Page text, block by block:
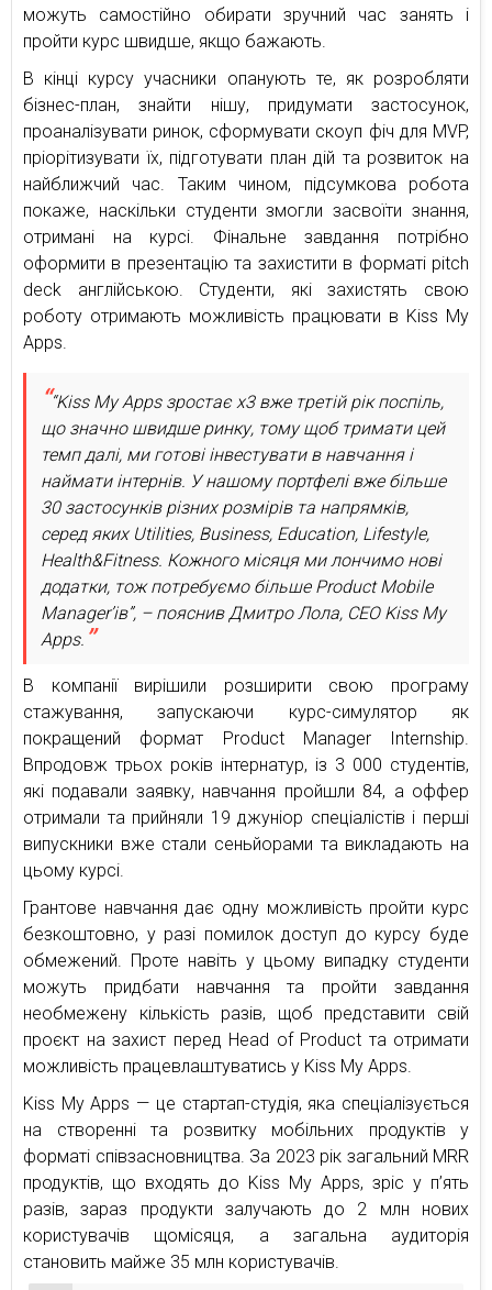
можуть самостійно обирати зручний час занять і
пройти курс швидше, якщо бажають.
В кінці курсу учасники опанують те, як розробляти
бізнес-план, знайти нішу, придумати застосунок,
проаналізувати ринок, сформувати скоуп фіч для MVP,
пріорітизувати їх, підготувати план дій та розвиток на
найближчий час. Таким чином, підсумкова робота
покаже, наскільки студенти змогли засвоїти знання,
отримані на курсі. Фінальне завдання потрібно
оформити в презентацію та захистити в форматі pitch
deck англійською. Студенти, які захистять свою
роботу отримають можливість працювати в Kiss My
Apps.
“Kiss My Apps зростає х3 вже третій рік поспіль,
що значно швидше ринку, тому щоб тримати цей
темп далі, ми готові інвестувати в навчання і
наймати інтернів. У нашому портфелі вже більше
30 застосунків різних розмірів та напрямків,
серед яких Utilities, Business, Education, Lifestyle,
Health&Fitness. Кожного місяця ми лончимо нові
додатки, тож потребуємо більше Product Mobile
Manager’ів”, – пояснив Дмитро Лола, СEO Kiss My
Apps.
В компанії вирішили розширити свою програму
стажування, запускаючи курс-симулятор як
покращений формат Product Manager Internship.
Впродовж трьох років інтернатур, із 3 000 студентів,
які подавали заявку, навчання пройшли 84, а оффер
отримали та прийняли 19 джуніор спеціалістів і перші
випускники вже стали сеньйорами та викладають на
цьому курсі.
Грантове навчання дає одну можливість пройти курс
безкоштовно, у разі помилок доступ до курсу буде
обмежений. Проте навіть у цьому випадку студенти
можуть придбати навчання та пройти завдання
необмежену кількість разів, щоб представити свій
проєкт на захист перед Head of Product та отримати
можливість працевлаштуватись у Kiss My Apps.
Kiss My Apps — це стартап-студія, яка спеціалізується
на створенні та розвитку мобільних продуктів у
форматі співзасновництва. За 2023 рік загальний MRR
продуктів, що входять до Kiss My Apps, зріс у п’ять
разів, зараз продукти залучають до 2 млн нових
користувачів щомісяця, а загальна аудиторія
становить майже 35 млн користувачів.